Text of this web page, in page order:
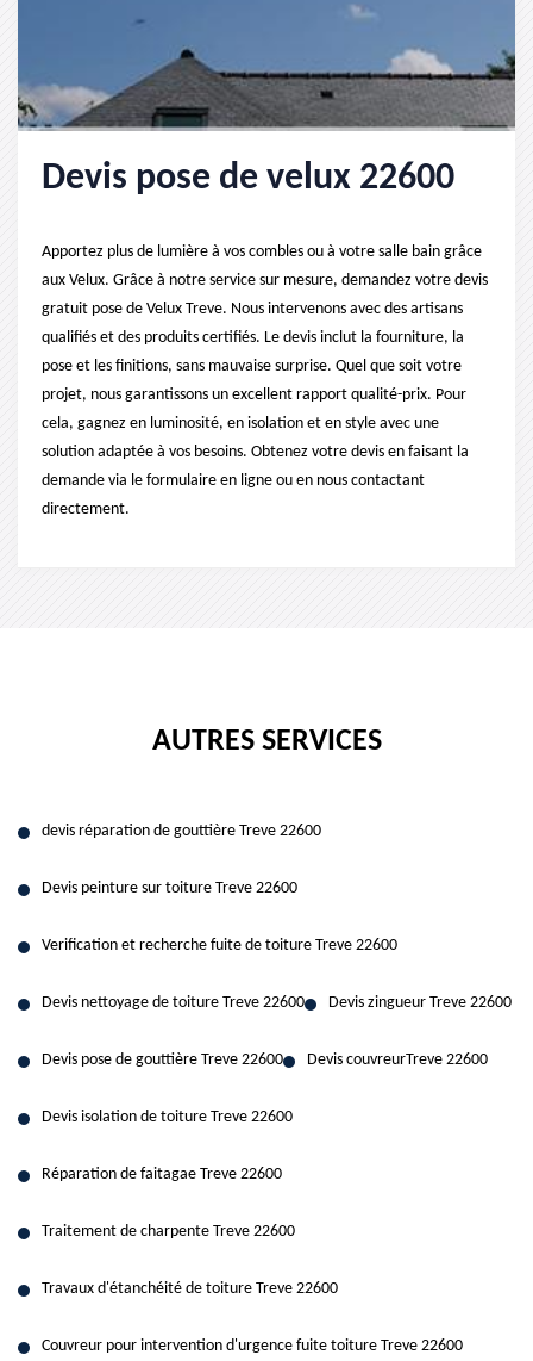
Devis pose de velux 22600
Apportez plus de lumière à vos combles ou à votre salle bain grâce
aux Velux. Grâce à notre service sur mesure, demandez votre devis
gratuit pose de Velux Treve. Nous intervenons avec des artisans
qualifiés et des produits certifiés. Le devis inclut la fourniture, la
pose et les finitions, sans mauvaise surprise. Quel que soit votre
projet, nous garantissons un excellent rapport qualité-prix. Pour
cela, gagnez en luminosité, en isolation et en style avec une
solution adaptée à vos besoins. Obtenez votre devis en faisant la
demande via le formulaire en ligne ou en nous contactant
directement.
AUTRES SERVICES
devis réparation de gouttière Treve 22600
Devis peinture sur toiture Treve 22600
Verification et recherche fuite de toiture Treve 22600
Devis nettoyage de toiture Treve 22600 Devis zingueur Treve 22600
Devis pose de gouttière Treve 22600 Devis couvreurTreve 22600
Devis isolation de toiture Treve 22600
Réparation de faitagae Treve 22600
Traitement de charpente Treve 22600
Travaux d'étanchéité de toiture Treve 22600
Couvreur pour intervention d'urgence fuite toiture Treve 22600